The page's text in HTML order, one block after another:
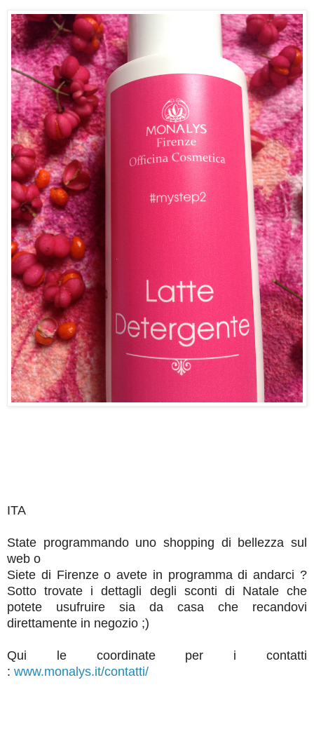
ITA
State programmando uno shopping di bellezza sul
web o
Siete di Firenze o avete in programma di andarci ?
Sotto trovate i dettagli degli sconti di Natale che
potete usufruire sia da casa che recandovi
direttamente in negozio ;)
Qui le coordinate per i contatti
: www.monalys.it/contatti/